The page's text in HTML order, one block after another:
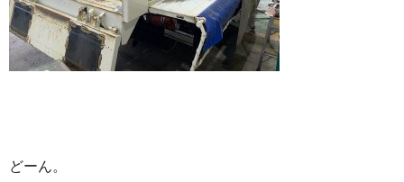
どーん。